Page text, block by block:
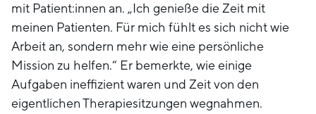
mit Patient:innen an. „Ich genieße die Zeit mit
meinen Patienten. Für mich fühlt es sich nicht wie
Arbeit an, sondern mehr wie eine persönliche
Mission zu helfen.“ Er bemerkte, wie einige
Aufgaben ineffizient waren und Zeit von den
eigentlichen Therapiesitzungen wegnahmen.